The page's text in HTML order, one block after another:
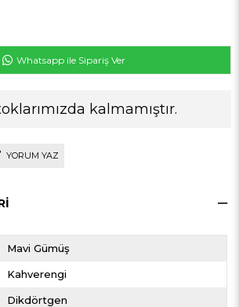
Whatsapp ile Sipariş Ver
kalmamıştır.
YORUM YAZ
Mavi Gümüş
Kahverengi
Dikdörtgen